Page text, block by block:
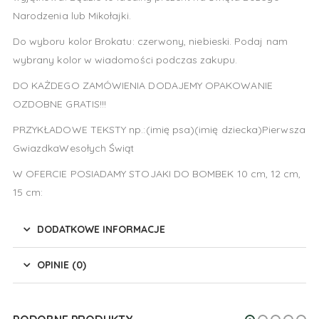
Narodzenia lub Mikołajki.
Do wyboru kolor Brokatu: czerwony, niebieski. Podaj nam
wybrany kolor w wiadomości podczas zakupu.
DO KAŻDEGO ZAMÓWIENIA DODAJEMY OPAKOWANIE
OZDOBNE GRATIS!!!
PRZYKŁADOWE TEKSTY np.:(imię psa)(imię dziecka)Pierwsza
GwiazdkaWesołych Świąt
W OFERCIE POSIADAMY STOJAKI DO BOMBEK 10 cm, 12 cm,
15 cm:
DODATKOWE INFORMACJE
OPINIE (0)